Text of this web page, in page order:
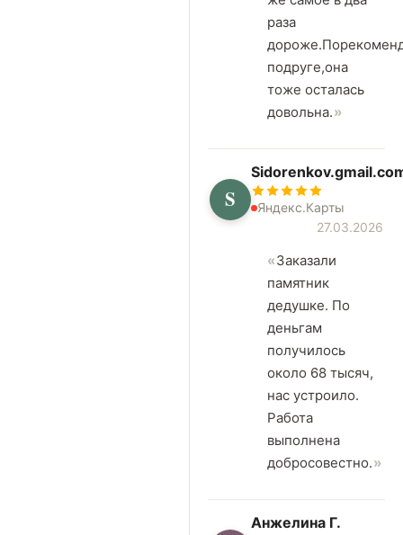
раза
подруге,она
тоже осталась
довольна.
S
Яндекс.Карты
27.03.2026
Заказали
памятник
дедушке. По
деньгам
получилось
около 68 тысяч,
нас устроило.
Работа
выполнена
добросовестно.
Анжелина Г.